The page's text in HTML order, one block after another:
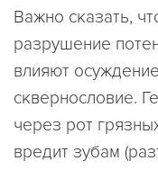
Важно сказать,
разрушение
влияют
сквернословие.
через рот
вредит зубам